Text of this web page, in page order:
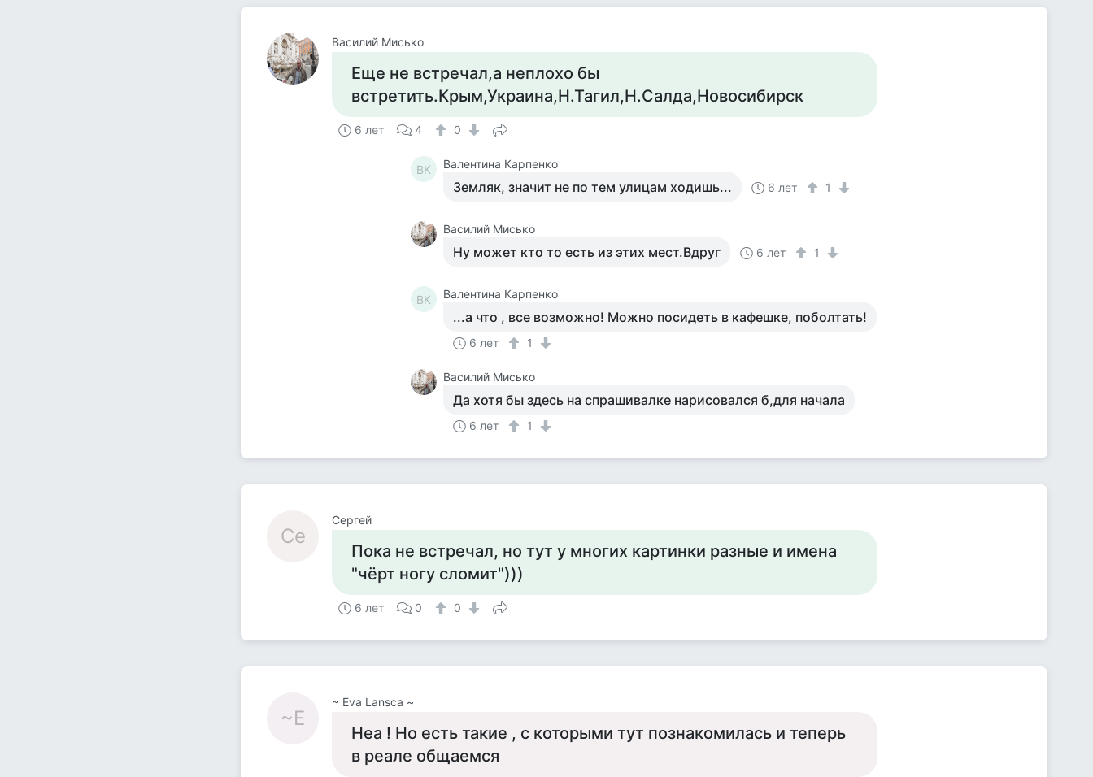
Василий Мисько
Еще не встречал,а неплохо бы
встретить.Крым,Украина,Н.Тагил,Н.Салда,Новосибирск
6 лет 4 0
ВК Валентина Карпенко
Земляк, значит не по тем улицам ходишь... 6 лет 1
Василий Мисько
Ну может кто то есть из этих мест.Вдруг 6 лет 1
ВК Валентина Карпенко
...а что , все возможно! Можно посидеть в кафешке, поболтать!
6 лет 1
Василий Мисько
Да хотя бы здесь на спрашивалке нарисовался б,для начала
6 лет 1
Се
Сергей
Пока не встречал, но тут у многих картинки разные и имена
"чёрт ногу сломит")))
6 лет 0 0
~E
~ Eva Lansca ~
Неа ! Но есть такие , с которыми тут познакомилась и теперь
в реале общаемся